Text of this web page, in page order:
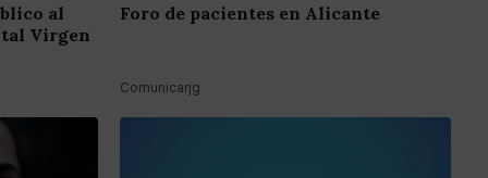
al
Virgen
Foro de pacientes en Alicante
Comunicarjg